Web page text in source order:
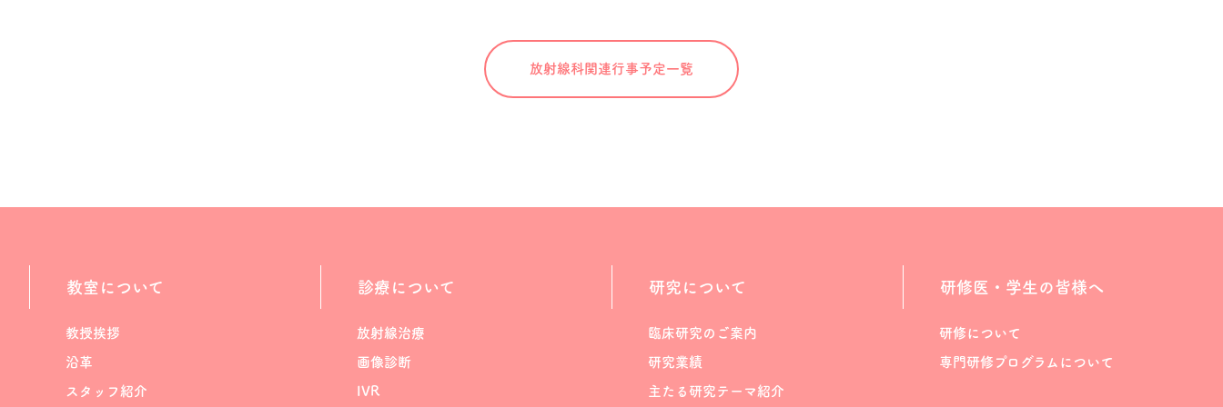
放射線科関連行事予定一覧
教室について
教授挨拶
沿革
スタッフ紹介
診療について
放射線治療
画像診断
IVR
研究について
臨床研究のご案内
研究業績
主たる研究テーマ紹介
研修医・学生の皆様へ
研修について
専門研修プログラムについて